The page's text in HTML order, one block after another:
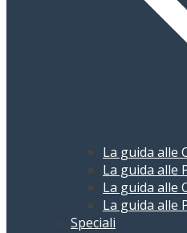
La guida alle
La guida alle
La guida alle
La guida alle
Speciali